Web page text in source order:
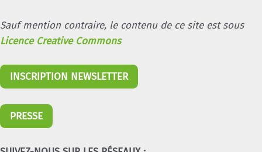
Sauf mention contraire, le contenu de ce site est sous
Licence Creative Commons
INSCRIPTION NEWSLETTER
PRESSE